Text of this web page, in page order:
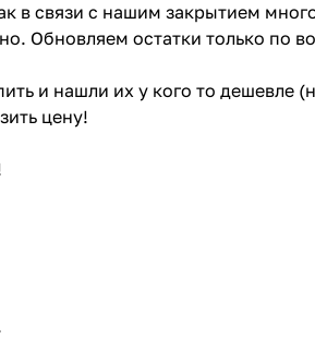
в связи с нашим закрытием
Обновляем остатки только по
и нашли их у кого то
цену!